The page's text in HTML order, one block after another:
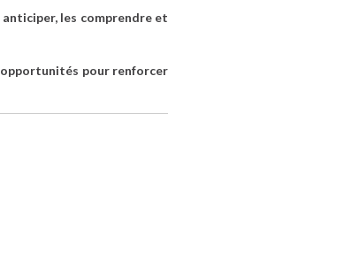
anticiper, les comprendre et
opportunités pour renforcer